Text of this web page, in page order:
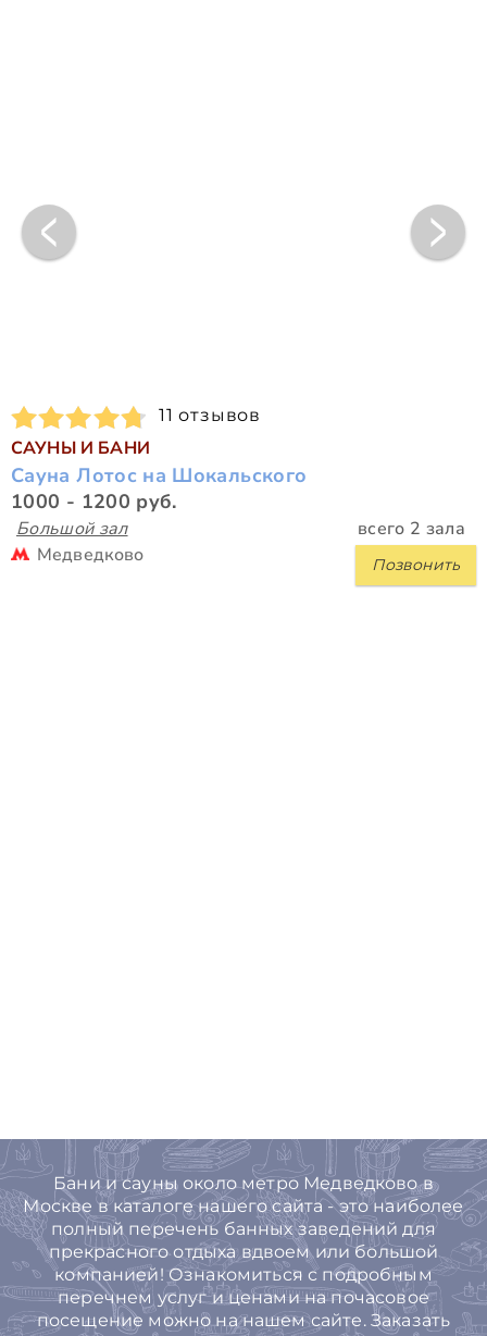
11 отзывов
САУНЫ И БАНИ
Сауна Лотос на Шокальского
1000 - 1200 руб.
Большой зал всего 2 зала
Позвонить
Медведково
Бани и сауны около метро Медведково в
Москве в каталоге нашего сайта - это наиболее
полный перечень банных заведений для
прекрасного отдыха вдвоем или большой
компанией! Ознакомиться с подробным
перечнем услуг и ценами на почасовое
посещение можно на нашем сайте. Заказать